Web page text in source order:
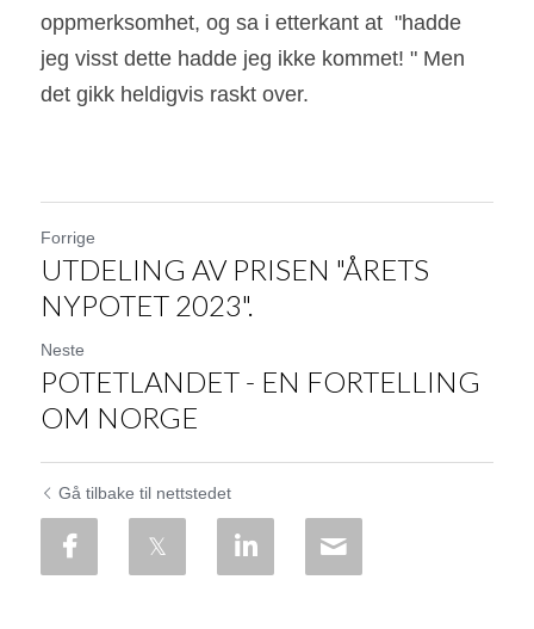
oppmerksomhet, og sa i etterkant at  "hadde
jeg visst dette hadde jeg ikke kommet! " Men
det gikk heldigvis raskt over.
Forrige
UTDELING AV PRISEN "ÅRETS
NYPOTET 2023".
Neste
POTETLANDET - EN FORTELLING
OM NORGE
Gå tilbake til nettstedet